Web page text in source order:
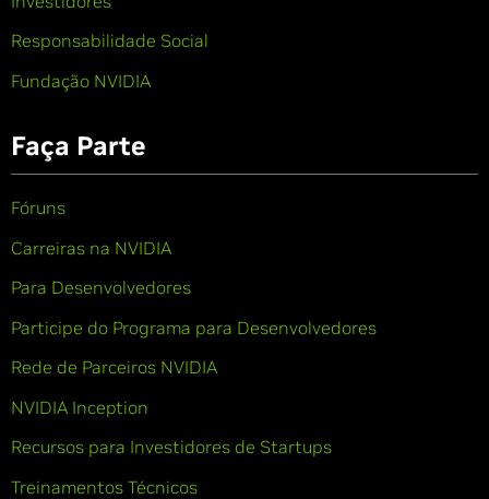
Responsabilidade Social
Fundação NVIDIA
Faça Parte
Fóruns
Carreiras na NVIDIA
Para Desenvolvedores
Participe do Programa para Desenvolvedores
Rede de Parceiros NVIDIA
NVIDIA Inception
Recursos para Investidores de Startups
Treinamentos Técnicos